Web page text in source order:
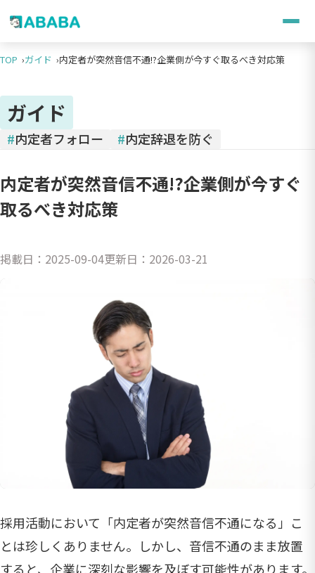
TOP ガイド 内定者が突然音信不通!?企業側が今すぐ取るべき対応策
ガイド
#内定者フォロー #内定辞退を防ぐ
内定者が突然音信不通!?企業側が今すぐ
取るべき対応策
掲載日： 2025-09-04更新日： 2026-03-21
採用活動において「内定者が突然音信不通になる」こ
とは珍しくありません。しかし、音信不通のまま放置
すると、企業に深刻な影響を及ぼす可能性があります。